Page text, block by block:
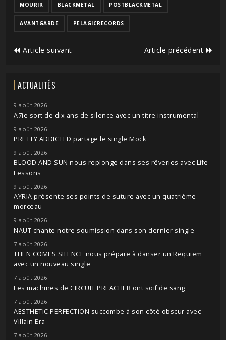
MOURIR BLACKMETAL POSTBLACKMETAL
AVANTGARDE PELAGICRECORDS
Article suivant Article précédent
ACTUALITÉS
9 août 2026
A7ie sort de dix ans de silence avec un titre instrumental
9 août 2026
PRETTY ADDICTED partage le single Mock
9 août 2026
BLOOD AND SUN nous replonge dans ses rêveries avec Life
Lessons
9 août 2026
AYRIA présente ses points de suture avec un quatrième
morceau
9 août 2026
NAUT chante notre soumission dans son dernier single
7 août 2026
THEN COMES SILENCE nous prépare à danser un Requiem
avec un nouveau single
7 août 2026
Les machines de CIRCUIT PREACHER ont soif de sang
7 août 2026
AESTHETIC PERFECTION succombe à son côté obscur avec
Villain Era
7 août 2026